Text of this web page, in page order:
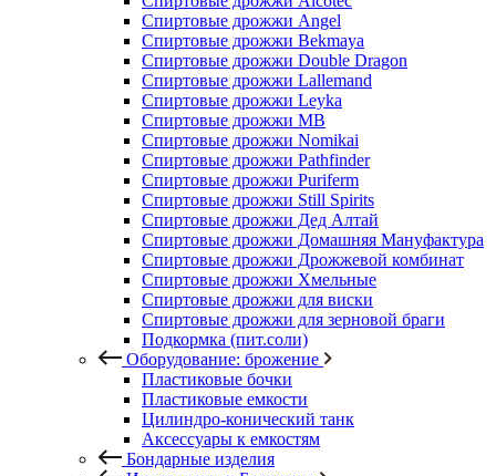
Спиртовые дрожжи Angel
Спиртовые дрожжи Bekmaya
Спиртовые дрожжи Double Dragon
Спиртовые дрожжи Lallemand
Спиртовые дрожжи Leyka
Спиртовые дрожжи MB
Спиртовые дрожжи Nomikai
Спиртовые дрожжи Pathfinder
Спиртовые дрожжи Puriferm
Спиртовые дрожжи Still Spirits
Спиртовые дрожжи Дед Алтай
Спиртовые дрожжи Домашняя Мануфактура
Спиртовые дрожжи Дрожжевой комбинат
Спиртовые дрожжи Хмельные
Спиртовые дрожжи для виски
Спиртовые дрожжи для зерновой браги
Подкормка (пит.соли)
Оборудование: брожение
Пластиковые бочки
Пластиковые емкости
Цилиндро-конический танк
Аксессуары к емкостям
Бондарные изделия